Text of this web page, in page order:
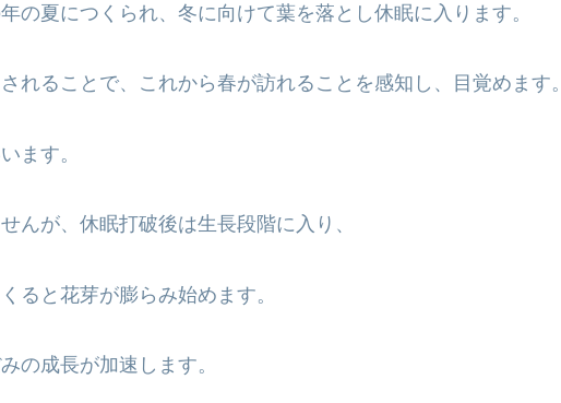
の夏につくられ、冬に向けて葉を落とし休眠に入ります。
れることで、これから春が訪れることを感知し、目覚めます。
ます。
んが、休眠打破後は生長段階に入り、
ると花芽が膨らみ始めます。
の成長が加速します。